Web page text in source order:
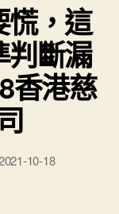
慌，這
判斷漏
香港慈
10-18